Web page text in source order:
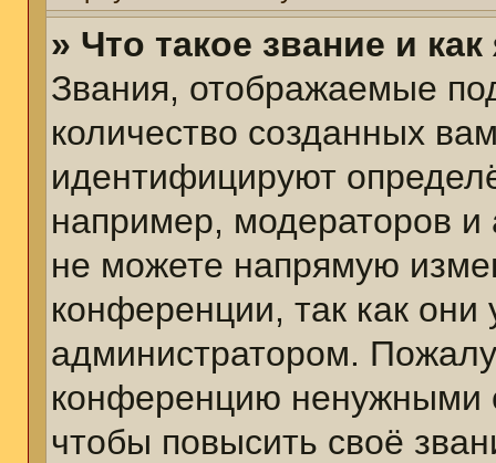
» Что такое звание и
Звания, отображаемые
количество созданных
идентифицируют
например, модераторов
не можете напрямую
конференции, так как они
администратором.
конференцию ненужными
чтобы повысить своё